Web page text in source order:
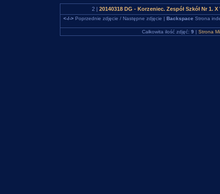
2 | 20140318 DG - Korzeniec. Zespół Szkół Nr
<-/->Poprzednie zdjęcie / Następne zdjęcie | Backspace Strona
Całkowita ilość zdjęć: 9 | Strona